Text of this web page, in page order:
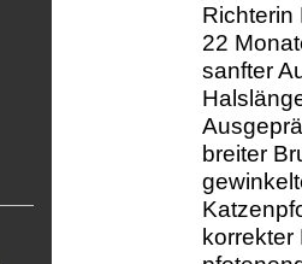
Richterin
22
sanfter
breiter
korrekter